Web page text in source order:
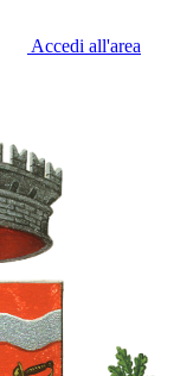
Accedi all'area